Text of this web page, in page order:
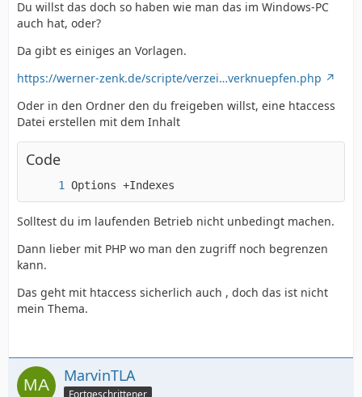
Du willst das doch so haben wie man das im Windows-PC
auch hat, oder?
Da gibt es einiges an Vorlagen.
https://werner-zenk.de/scripte/verzei…verknuepfen.php
Oder in den Ordner den du freigeben willst, eine htaccess
Datei erstellen mit dem Inhalt
Code
Options +Indexes
Solltest du im laufenden Betrieb nicht unbedingt machen.
Dann lieber mit PHP wo man den zugriff noch begrenzen
kann.
Das geht mit htaccess sicherlich auch , doch das ist nicht
mein Thema.
MarvinTLA
Fortgeschrittener